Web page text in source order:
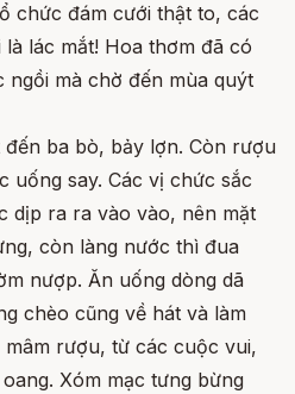
chức đám cưới thật to, các
lác mắt! Hoa thơm đã có
ngồi mà chờ đến mùa quýt
ba bò, bảy lợn. Còn rượu
uống say. Các vị chức sắc
dịp ra ra vào vào, nên mặt
còn làng nước thì đua
nượp. Ăn uống dòng dã
chèo cũng về hát và làm
rượu, từ các cuộc vui,
Xóm mạc tưng bừng